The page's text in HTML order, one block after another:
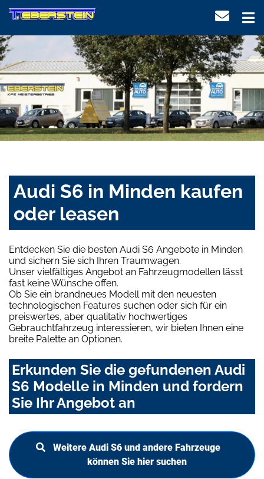
Audi S6 in Minden kaufen
oder leasen
Entdecken Sie die besten Audi S6 Angebote in Minden
und sichern Sie sich Ihren Traumwagen.
Unser vielfältiges Angebot an Fahrzeugmodellen lässt
fast keine Wünsche offen.
Ob Sie ein brandneues Modell mit den neuesten
technologischen Features suchen oder sich für ein
preiswertes, aber qualitativ hochwertiges
Gebrauchtfahrzeug interessieren, wir bieten Ihnen eine
breite Palette an Optionen.
Erkunden Sie die gefundenen Audi
S6 Modelle in Minden und fordern
Sie Ihr Angebot an
Weitere Audi S6 und andere Fahrzeuge
können Sie hier suchen